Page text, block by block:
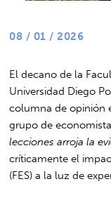
08 / 01 / 2026
El decano de la
Universidad Diego
columna de opinión
grupo de
lecciones arroja la
críticamente el
(FES) a la luz de